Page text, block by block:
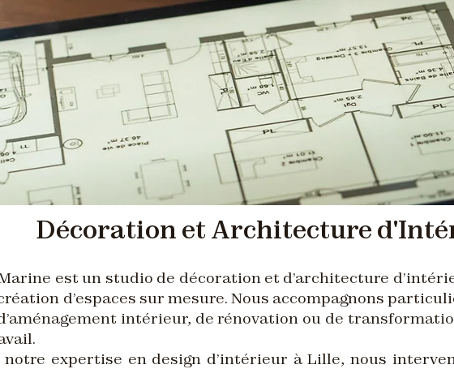
Décoration et Architecture
est un studio de décoration et d’architecture
d’espaces sur mesure. Nous accompagnons
intérieur, de rénovation ou de
notre expertise en design d’intérieur à Lille, nous